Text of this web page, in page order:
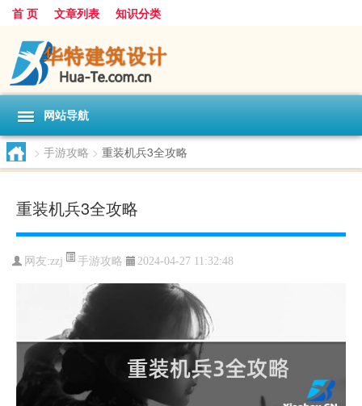
首 页 文章列表 知识分类
网站导航
> 手游攻略 > 重装机兵3全攻略
重装机兵3全攻略
网友:zzj 手游攻略 2024-04-27 11:32:48